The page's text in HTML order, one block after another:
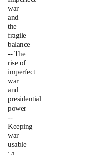
war
and
the
fragile
balance
-- The
rise of
imperfect
war
and
presidential
power
--
Keeping
war
usable